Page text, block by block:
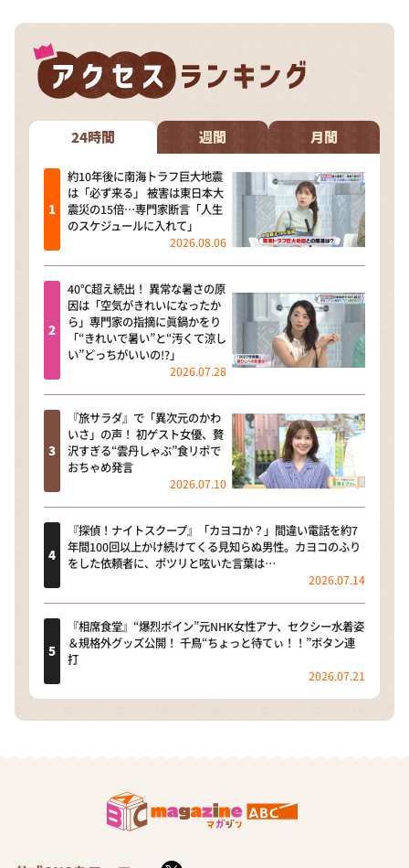
24時間 週間 月間
約10年後に南海トラフ巨大地震
は「必ず来る」 被害は東日本大
震災の15倍…専門家断言「人生
のスケジュールに入れて」
2026.08.06
40℃超え続出！ 異常な暑さの原
因は「空気がきれいになったか
ら」専門家の指摘に眞鍋かをり
「“きれいで暑い”と“汚くて涼し
い”どっちがいいの!?」
2026.07.28
『旅サラダ』で「異次元のかわ
いさ」の声！ 初ゲスト女優、贅
沢すぎる“雲丹しゃぶ”食リポで
おちゃめ発言
2026.07.10
『探偵！ナイトスクープ』「カヨコか？」間違い電話を約7
年間100回以上かけ続けてくる見知らぬ男性。カヨコのふり
をした依頼者に、ポツリと呟いた言葉は…
2026.07.14
『相席食堂』“爆烈ボイン”元NHK女性アナ、セクシー水着姿
＆規格外グッズ公開！ 千鳥“ちょっと待てぃ！！”ボタン連
打
2026.07.21